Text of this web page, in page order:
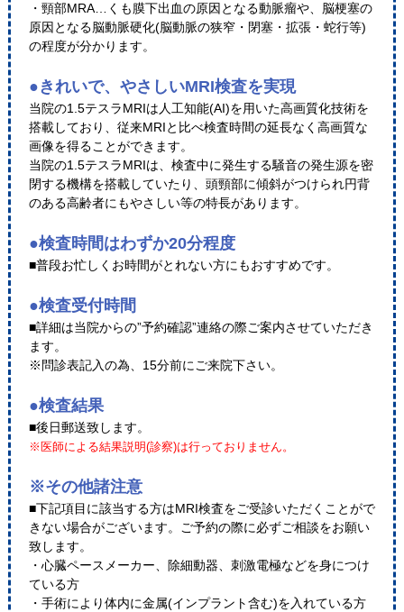
・頸部MRA…くも膜下出血の原因となる動脈瘤や、脳梗塞の
原因となる脳動脈硬化(脳動脈の狭窄・閉塞・拡張・蛇行等)
の程度が分かります。
●きれいで、やさしいMRI検査を実現
当院の1.5テスラMRIは人工知能(AI)を用いた高画質化技術を
搭載しており、従来MRIと比べ検査時間の延長なく高画質な
画像を得ることができます。
当院の1.5テスラMRIは、検査中に発生する騒音の発生源を密
閉する機構を搭載していたり、頭頸部に傾斜がつけられ円背
のある高齢者にもやさしい等の特長があります。
●検査時間はわずか20分程度
■普段お忙しくお時間がとれない方にもおすすめです。
●検査受付時間
■詳細は当院からの”予約確認”連絡の際ご案内させていただき
ます。
※問診表記入の為、15分前にご来院下さい。
●検査結果
■後日郵送致します。
※医師による結果説明(診察)は行っておりません。
※その他諸注意
■下記項目に該当する方はMRI検査をご受診いただくことがで
きない場合がございます。ご予約の際に必ずご相談をお願い
致します。
・心臓ペースメーカー、除細動器、刺激電極などを身につけ
ている方
・手術により体内に金属(インプラント含む)を入れている方